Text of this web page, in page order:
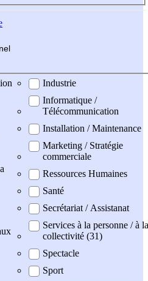
Industrie
Informatique /
Télécommunication
Installation / Maintenance
Marketing / Stratégie
commerciale
Ressources Humaines
Santé
Secrétariat / Assistanat
Services à la personne / à la
collectivité (31)
Spectacle
Sport